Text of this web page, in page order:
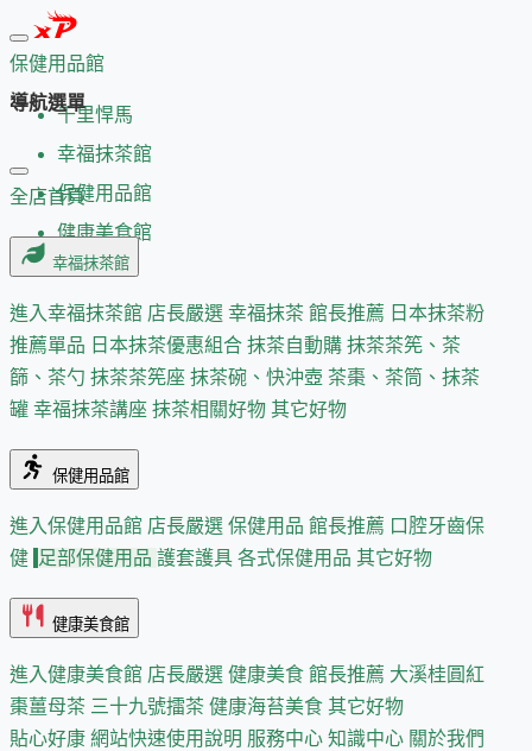
保健用品館
千里悍馬
幸福抹茶館
保健用品館
健康美食館
導航選單
全店首頁
幸福抹茶館
進入幸福抹茶館 店長嚴選 幸福抹茶 館長推薦 日本抹茶粉
推薦單品 日本抹茶優惠組合 抹茶自動購 抹茶茶筅、茶
篩、茶勺 抹茶茶筅座 抹茶碗、快沖壺 茶棗、茶筒、抹茶
罐 幸福抹茶講座 抹茶相關好物 其它好物
保健用品館
進入保健用品館 店長嚴選 保健用品 館長推薦 口腔牙齒保
健 足部保健用品 護套護具 各式保健用品 其它好物
健康美食館
進入健康美食館 店長嚴選 健康美食 館長推薦 大溪桂圓紅
棗薑母茶 三十九號擂茶 健康海苔美食 其它好物
貼心好康 網站快速使用說明 服務中心 知識中心 關於我們